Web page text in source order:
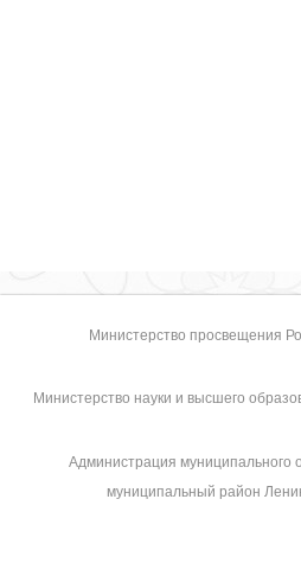
Министерство просвещения
Министерство науки и высшего
Администрация муниципального
муниципальный район